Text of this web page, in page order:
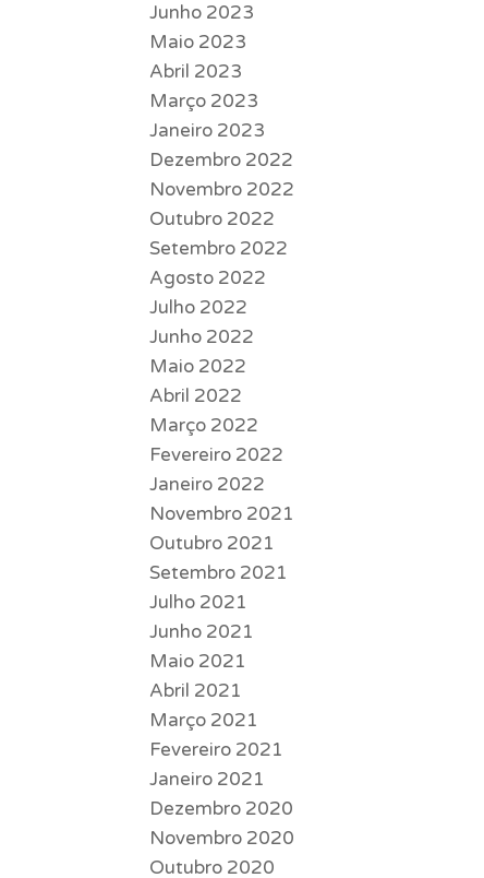
Junho 2023
Maio 2023
Abril 2023
Março 2023
Janeiro 2023
Dezembro 2022
Novembro 2022
Outubro 2022
Setembro 2022
Agosto 2022
Julho 2022
Junho 2022
Maio 2022
Abril 2022
Março 2022
Fevereiro 2022
Janeiro 2022
Novembro 2021
Outubro 2021
Setembro 2021
Julho 2021
Junho 2021
Maio 2021
Abril 2021
Março 2021
Fevereiro 2021
Janeiro 2021
Dezembro 2020
Novembro 2020
Outubro 2020